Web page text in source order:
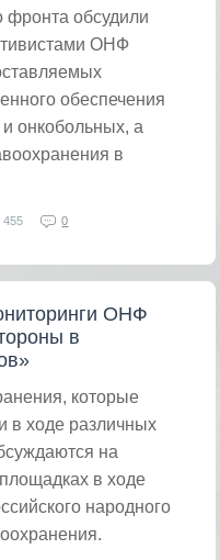
фронта обсудили
ОНФ
обеспечения
и онкобольных, а
в
455 0
ОНФ
в
которые
в ходе различных
на
в ходе
народного